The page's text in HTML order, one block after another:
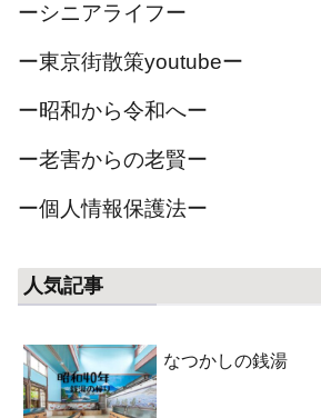
ーシニアライフー
ー東京街散策youtubeー
ー昭和から令和へー
ー老害からの老賢ー
ー個人情報保護法ー
人気記事
なつかしの銭湯